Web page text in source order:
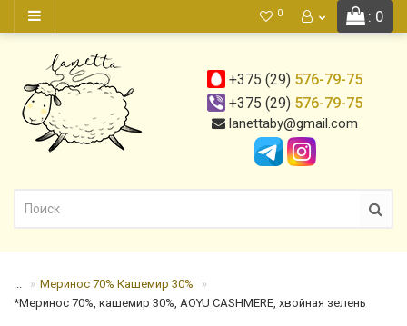
: 0
0
+375 (29) 576-79-75
+375 (29) 576-79-75
lanettaby@gmail.com
...
Меринос 70% Кашемир 30%
*Меринос 70%, кашемир 30%, AOYU CASHMERE, хвойная зелень